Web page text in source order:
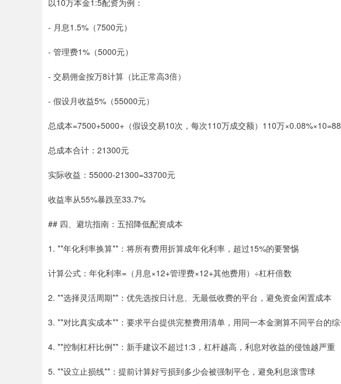
以10万本金1:5配资为例：
- 月息1.5%（7500元）
- 管理费1%（5000元）
- 交易佣金按万8计算（比正常高3倍）
- 假设月收益5%（55000元）
总成本=7500+5000+（假设交易10次，每次110万成交额）110万
总成本合计：21300元
实际收益：55000-21300=33700元
收益率从55%暴跌至33.7%
## 四、避坑指南：五招降低配资成本
1. **年化利率换算**：将所有费用折算成年化利率，超过15%的要警惕
计算公式：年化利率=（月息×12+管理费×12+其他费用）÷杠杆倍数
2. **选择灵活周期**：优先选按日计息、无最低收费的平台，避免资金闲置成本
3. **对比真实成本**：要求平台提供完整费用清单，用同一本金测算不同平台的
4. **控制杠杆比例**：新手建议不超过1:3，杠杆越高，利息对收益的侵蚀越严重
5. **设立止损线**：提前计算好亏损到多少会被强制平仓，避免利息滚雪球